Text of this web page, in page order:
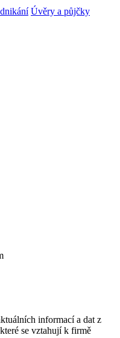
Úvěry a půjčky
informací a dat z
se vztahují k firmě